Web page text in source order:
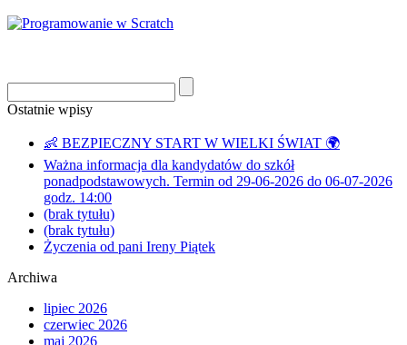
Ostatnie wpisy
👶 BEZPIECZNY START W WIELKI ŚWIAT 🌍
Ważna informacja dla kandydatów do szkół
ponadpodstawowych. Termin od 29-06-2026 do 06-07-2026
godz. 14:00
(brak tytułu)
(brak tytułu)
Życzenia od pani Ireny Piątek
Archiwa
lipiec 2026
czerwiec 2026
maj 2026